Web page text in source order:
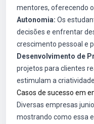
mentores, oferecendo
Autonomia: Os
decisões e enfrentar
crescimento pessoal e
Desenvolvimento de
projetos para clientes
estimulam a
Casos de sucesso em
Diversas empresas
mostrando como essa